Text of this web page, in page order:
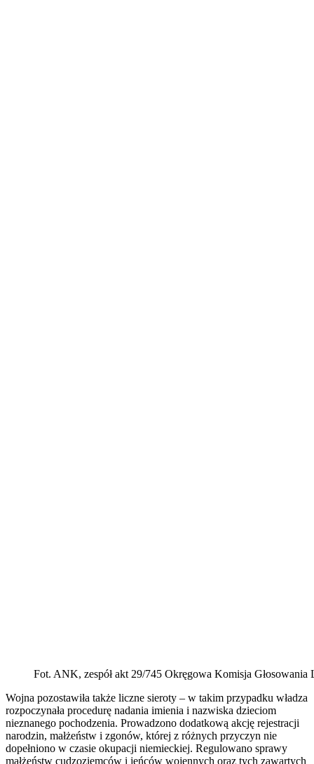
Fot. ANK, zespół akt 29/745 Okręgowa Komisja
Wojna pozostawiła także liczne sieroty – w takim przypadku władza
rozpoczynała procedurę nadania imienia i nazwiska dzieciom
nieznanego pochodzenia. Prowadzono dodatkową akcję rejestracji
narodzin, małżeństw i zgonów, której z różnych przyczyn nie
dopełniono w czasie okupacji niemieckiej. Regulowano sprawy
małżeństw cudzoziemców i jeńców wojennych oraz tych zawartych